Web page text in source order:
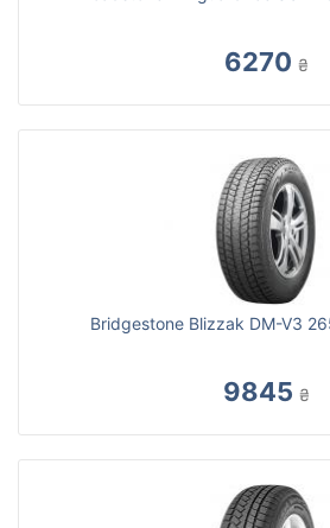
6270 ₴
Bridgestone Blizzak DM-V3
9845 ₴